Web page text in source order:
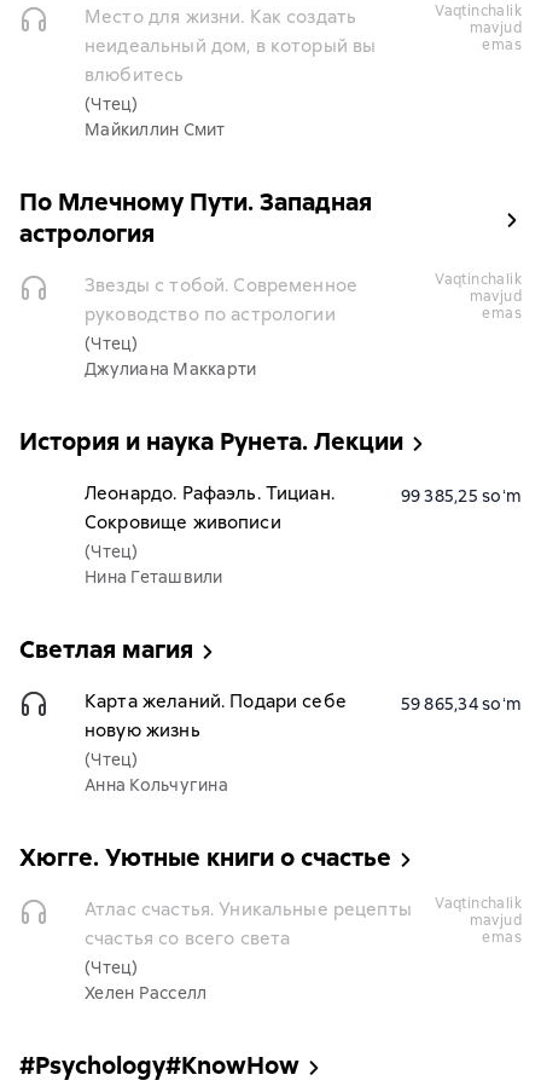
Место для жизни. Как создать
неидеальный дом, в который вы
влюбитесь
(Чтец)
Майкиллин Смит
vaqtinchalik
mavjud
emas
По Млечному Пути. Западная
астрология
Звезды с тобой. Современное
руководство по астрологии
(Чтец)
Джулиана Маккарти
vaqtinchalik
mavjud
emas
История и наука Рунета. Лекции
Леонардо. Рафаэль. Тициан.
Сокровище живописи
(Чтец)
Нина Геташвили
99 385,25 soʻm
Светлая магия
Карта желаний. Подари себе
новую жизнь
(Чтец)
Анна Кольчугина
59 865,34 soʻm
Хюгге. Уютные книги о счастье
Атлас счастья. Уникальные рецепты
счастья со всего света
(Чтец)
Хелен Расселл
vaqtinchalik
mavjud
emas
#Psychology#KnowHow